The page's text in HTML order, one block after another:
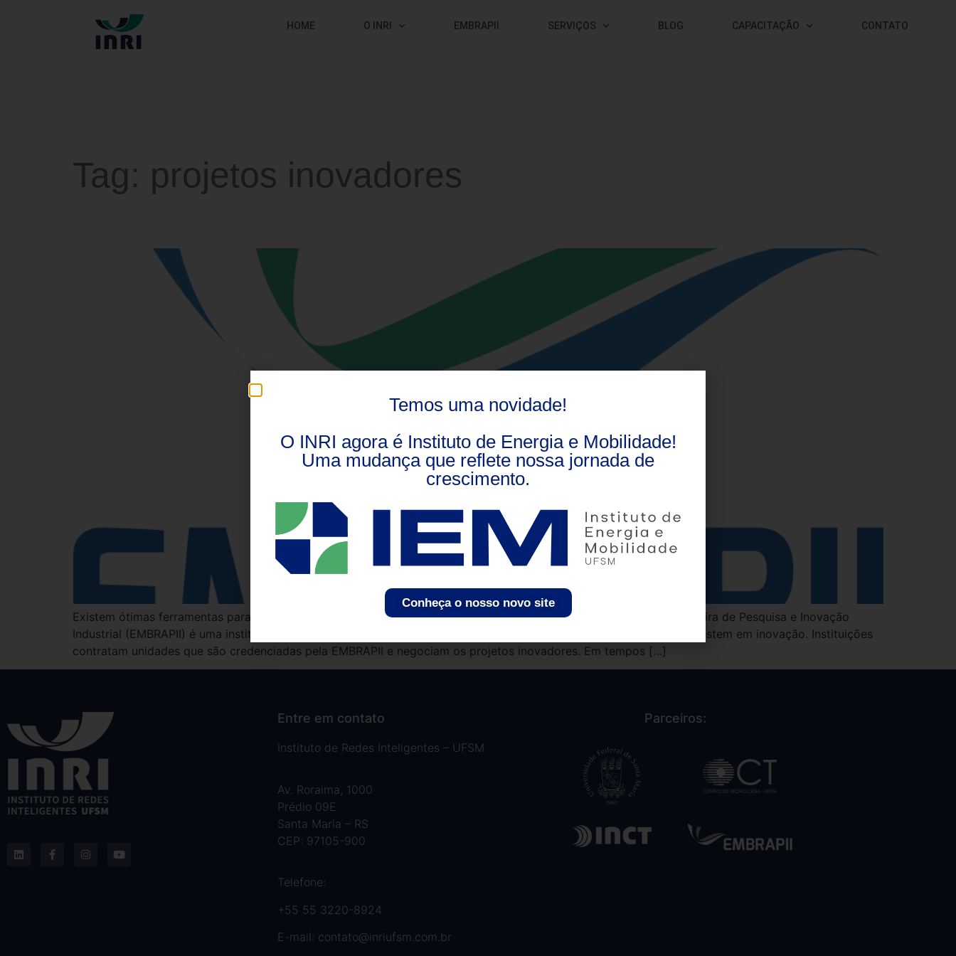
HOME O INRI EMBRAPII SERVIÇOS BLOG CAPACITAÇÃO CONTATO
Tag: projetos inovadores
Existem ótimas ferramentas para empresas que querem investir em PD&I. A EMBRAPII pode ajudar A Empresa Brasileira de Pesquisa e Inovação
Industrial (EMBRAPII) é uma instituição que se tornou essencial para o desenvolvimento de muitas empresas que investem em inovação. Instituições
contratam unidades que são credenciadas pela EMBRAPII e negociam os projetos inovadores. Em tempos […]
Entre em contato
Instituto de Redes Inteligentes – UFSM
Av. Roraima, 1000
Prédio 09E
Santa Maria – RS
CEP: 97105-900
Telefone:
+55 55 3220-8924
E-mail: contato@inriufsm.com.br
Parceiros:
Temos uma novidade!
O INRI agora é Instituto de Energia e Mobilidade!
Uma mudança que reflete nossa jornada de
crescimento.
Conheça o nosso novo site